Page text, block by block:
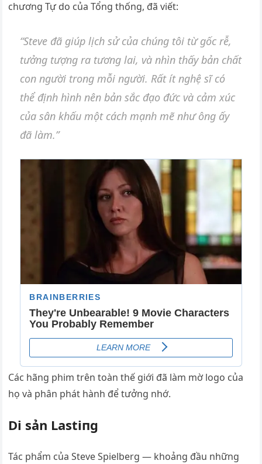
chương Tự do của Tổng thống, đã viết:
“Steve đã giúp lịch sử của chúng tôi từ gốc rễ,
tưởng tượng ra tương lai, và nhìn thấy bản chất
con người trong mỗi người. Rất ít nghệ sĩ có
thể định hình nên bản sắc đạo đức và cảm xúc
của sân khấu một cách mạnh mẽ như ông ấy
đã làm.”
Các hãng phim trên toàn thế giới đã làm mờ logo của
họ và phân phát hành để tưởng nhớ.
Di sản Lastiпg
Tác phẩm của Steve Spielberg — khoảng đầu những